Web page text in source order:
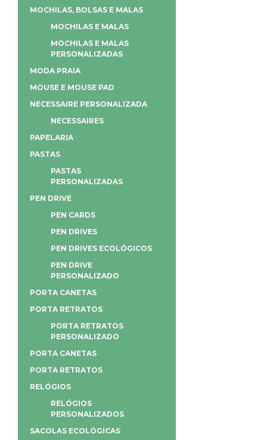
MOCHILAS, BOLSAS E MALAS
MOCHILAS E MALAS
MOCHILAS E MALAS
PERSONALIZADAS
MODA PRAIA
MOUSE E MOUSE PAD
NECESSAIRE PERSONALIZADA
NECESSAIRES
PAPELARIA
PASTAS
PASTAS
PERSONALIZADAS
PEN DRIVE
PEN CARDS
PEN DRIVES
PEN DRIVES ECOLÓGICOS
PEN DRIVE
PERSONALIZADO
PORTA CANETAS
PORTA RETRATOS
PORTA RETRATOS
PERSONALIZADO
PORTA CANETAS
PORTA RETRATOS
RELÓGIOS
RELÓGIOS
PERSONALIZADOS
SACOLAS ECOLÓGICAS